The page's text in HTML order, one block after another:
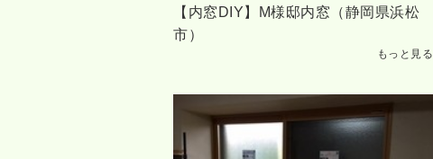
【内窓DIY】M様邸内窓（静岡県浜松
市）
もっと見る